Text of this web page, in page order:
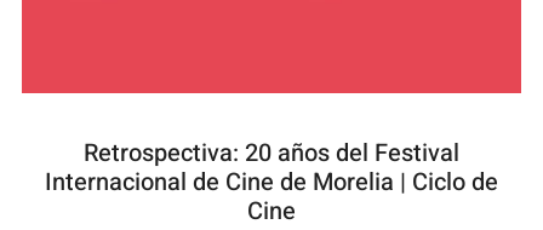
Retrospectiva: 20 años del Festival
Internacional de Cine de Morelia | Ciclo de
Cine